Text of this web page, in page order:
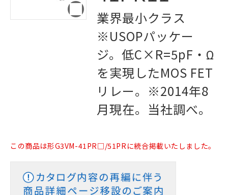
業界最小クラス
※USOPパッケー
ジ。低C×R=5pF・Ω
を実現したMOS FET
リレー。※2014年8
月現在。当社調べ。
この商品は形G3VM-41PR□/51PRに統合掲載いたしました。